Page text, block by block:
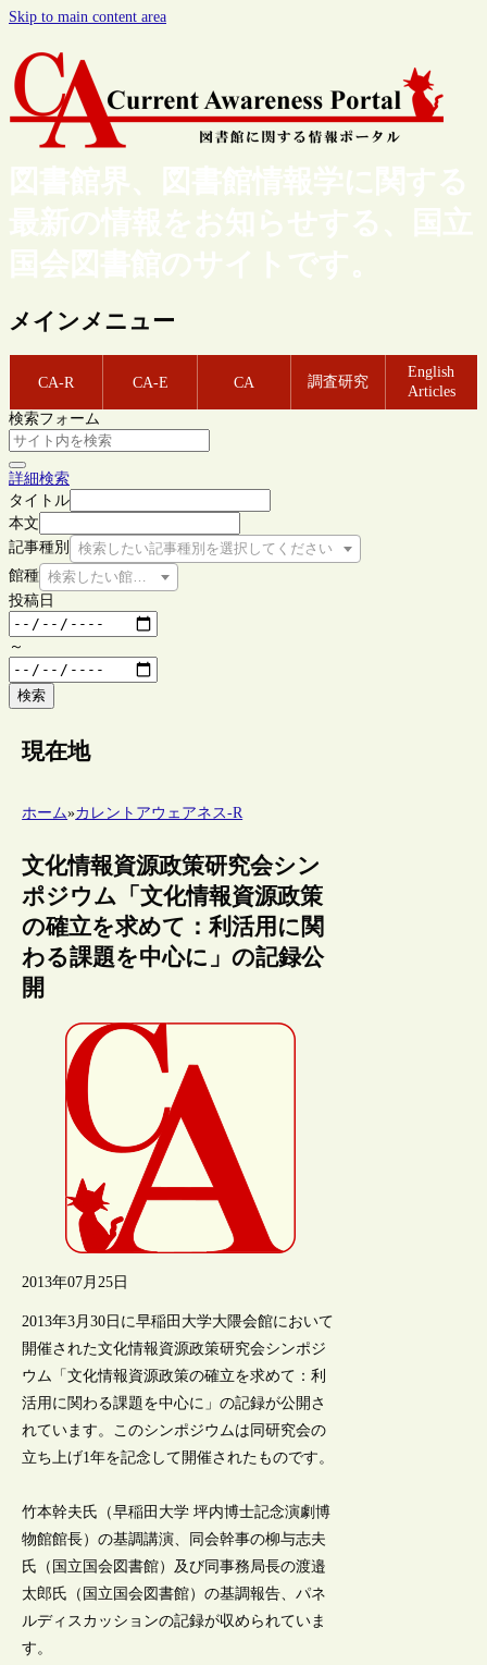
Skip to main content area
図書館界、図書館情報学に関する
最新の情報をお知らせする、国立
国会図書館のサイトです。
メインメニュー
CA-R CA-E CA 調査研究
English
Articles
検索フォーム
詳細検索
タイトル
本文
記事種別
検索したい記事種別を選択してください
館種 検索したい館種を選択してください
投稿日
～
検索
現在地
ホーム»カレントアウェアネス-R
文化情報資源政策研究会シン
ポジウム「文化情報資源政策
の確立を求めて：利活用に関
わる課題を中心に」の記録公
開
2013年07月25日
2013年3月30日に早稲田大学大隈会館において
開催された文化情報資源政策研究会シンポジ
ウム「文化情報資源政策の確立を求めて：利
活用に関わる課題を中心に」の記録が公開さ
れています。このシンポジウムは同研究会の
立ち上げ1年を記念して開催されたものです。
竹本幹夫氏（早稲田大学 坪内博士記念演劇博
物館館長）の基調講演、同会幹事の柳与志夫
氏（国立国会図書館）及び同事務局長の渡邉
太郎氏（国立国会図書館）の基調報告、パネ
ルディスカッションの記録が収められていま
す。